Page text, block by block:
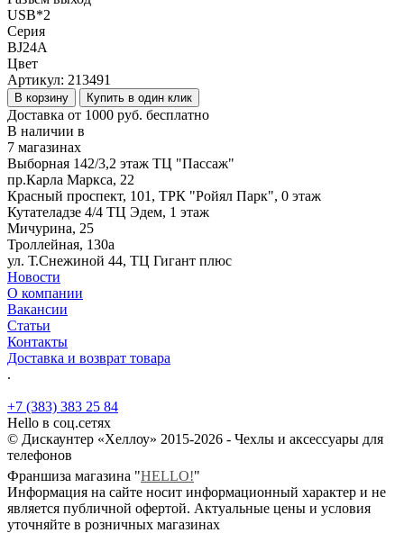
USB*2
Серия
BJ24A
Цвет
Артикул: 213491
В корзину Купить в один клик
Доставка от 1000 руб. бесплатно
В наличии в
7 магазинах
Выборная 142/3,2 этаж ТЦ "Пассаж"
пр.Карла Маркса, 22
Красный проспект, 101, ТРК "Ройял Парк", 0 этаж
Кутателадзе 4/4 ТЦ Эдем, 1 этаж
Мичурина, 25
Троллейная, 130а
ул. Т.Снежиной 44, ТЦ Гигант плюс
Новости
О компании
Вакансии
Статьи
Контакты
Доставка и возврат товара
.
+7 (383) 383 25 84
Hello в соц.сетях
© Дискаунтер «Хеллоу» 2015-2026 - Чехлы и аксессуары для
телефонов
Франшиза магазина "HELLO!"
Информация на сайте носит информационный характер и не
является публичной офертой. Актуальные цены и условия
уточняйте в розничных магазинах